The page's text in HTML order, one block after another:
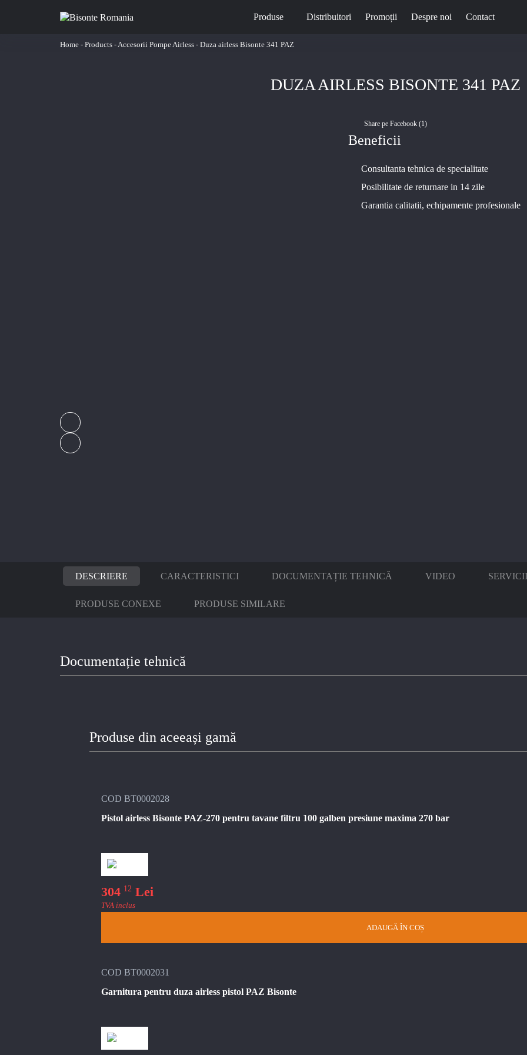
Produse Distribuitori Promoții Despre noi Contact
Home - Products -Accesorii Pompe Airless - Duza airless Bisonte 341 PAZ
DUZA AIRLESS BISONTE 341 PAZ
Share pe Facebook (1)
Beneficii
Consultanta tehnica de specialitate
Posibilitate de returnare in 14 zile
Garantia calitatii, echipamente profesionale
DESCRIERE CARACTERISTICI DOCUMENTAȚIE TEHNICĂ VIDEO
PRODUSE CONEXE PRODUSE SIMILARE
Documentație tehnică
Produse din aceeași gamă
COD BT0002028
Pistol airless Bisonte PAZ-270 pentru tavane filtru 100 galben presiune maxima 270 bar
304 12 Lei
TVA inclus
ADAUGĂ ÎN COȘ
COD BT0002031
Garnitura pentru duza airless pistol PAZ Bisonte